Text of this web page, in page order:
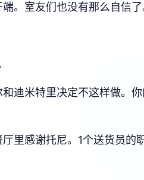
。室友们也没有那么自信了
迪米特里决定不这样做。
里感谢托尼。1个送货员